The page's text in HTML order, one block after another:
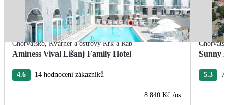
Chorvatsko,Kvarner a ostrovy Krk a Rab
Aminess Vival Lišanj Family Hotel
4.6 14 hodnocení zákazníků
8 840 Kč /os.
Sunny
5.3